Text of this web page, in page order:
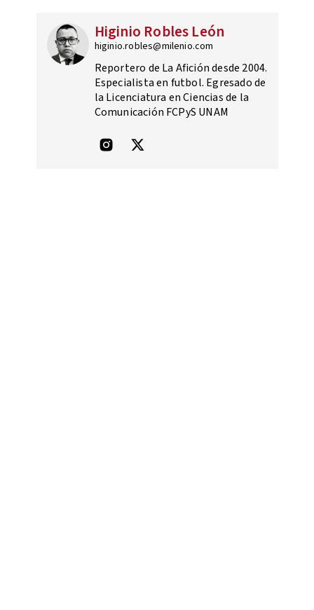
Higinio Robles León
higinio.robles@milenio.com
Reportero de La Afición desde 2004.
Especialista en futbol. Egresado de
la Licenciatura en Ciencias de la
Comunicación FCPyS UNAM